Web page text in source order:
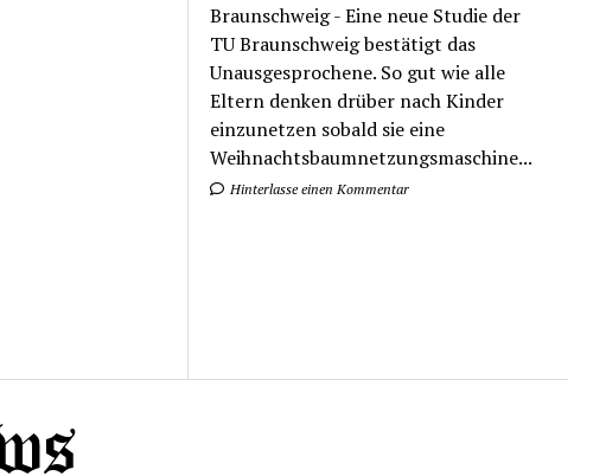
Braunschweig - Eine neue Studie der
TU Braunschweig bestätigt das
Unausgesprochene. So gut wie alle
Eltern denken drüber nach Kinder
einzunetzen sobald sie eine
Weihnachtsbaumnetzungsmaschine...
Hinterlasse einen Kommentar